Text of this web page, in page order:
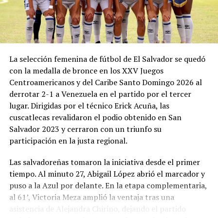
juvenil extranjero de 13 años, le financiara el
tratamiento, le ofreciera techo, trabajo a la familia y
derechos de imagen. Él mismo se quedó solo con su hijo
en Barcelona cuando el resto de la familia regresó a
determinantes de la historia del jugador.
“Mi viejo estuvo siempre al lado mío. Vivimos muchas
cosas feas… Él me preguntó qué querés hacer, ¿querés
seguir o nos volvemos? Yo quise seguir y él se quedó
conmigo”, recordó Lionel años después. Esa decisión de
padre y consejero sentó las bases de una carrera que
cambiaría el fútbol. Jorge se convirtió en su
contratos, patrocinios y decisiones clave sin casi nunca
aparecer en los medios.
Durante el Mundial 2026 su salud se volvió pública de
manera dolorosa. Tras el hat-trick de Lionel ante
La selección femenina de fútbol de El Salvador se quedó
con la medalla de bronce en los XXV Juegos
Centroamericanos y del Caribe Santo Domingo 2026 al
derrotar 2-1 a Venezuela en el partido por el tercer
lugar. Dirigidas por el técnico Erick Acuña, las
cuscatlecas revalidaron el podio obtenido en San
Salvador 2023 y cerraron con un triunfo su
participación en la justa regional.
Las salvadoreñas tomaron la iniciativa desde el primer
tiempo. Al minuto 27, Abigail López abrió el marcador y
puso a la Azul por delante. En la etapa complementaria,
al 61’, Victoria Meza amplió la ventaja tras una
asistencia de Alejandra Chirino, dejando el partido